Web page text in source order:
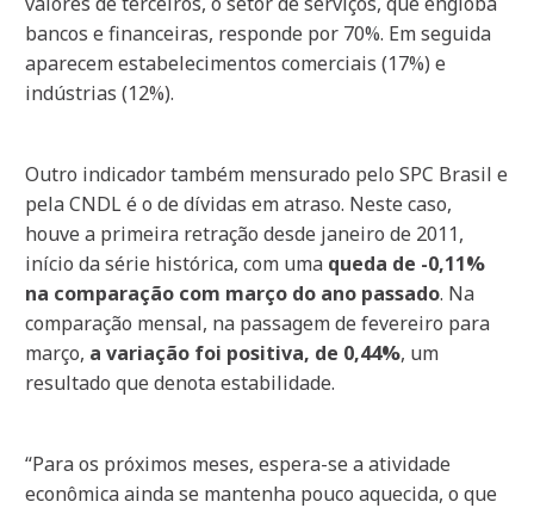
bancos e financeiras, responde por 70%. Em seguida
aparecem estabelecimentos comerciais (17%) e
indústrias (12%).
Outro indicador também mensurado pelo SPC Brasil e
pela CNDL é o de dívidas em atraso. Neste caso,
houve a primeira retração desde janeiro de 2011,
início da série histórica, com uma queda de -0,11%
na comparação com março do ano passado. Na
comparação mensal, na passagem de fevereiro para
março, a variação foi positiva, de 0,44%, um
resultado que denota estabilidade.
“Para os próximos meses, espera-se a atividade
econômica ainda se mantenha pouco aquecida, o que